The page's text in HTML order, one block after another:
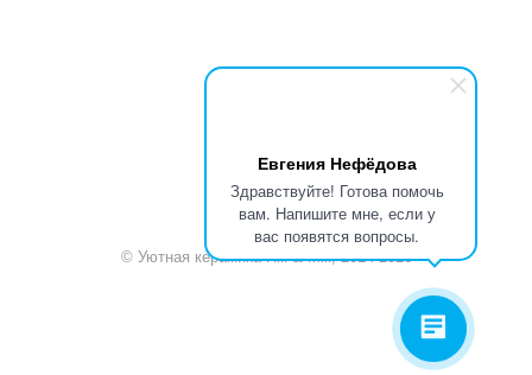
Евгения Нефёдова
Здравствуйте! Готова помочь
вам. Напишите мне, если у
вас появятся вопросы.
© Уютная керамика Hill & Mill, 2014-2026